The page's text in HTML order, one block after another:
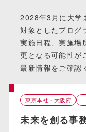
2028年3月に大学
対象としたプログ
実施日程、実施場
更となる可能性が
最新情報をご確認
東京本社・大阪府
未来を創る事